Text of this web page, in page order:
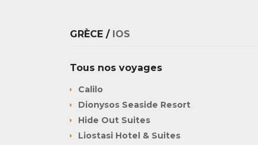
GRÈCE / IOS
Tous nos voyages
Calilo
Dionysos Seaside Resort
Hide Out Suites
Liostasi Hotel & Suites